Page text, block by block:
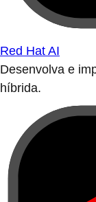
Red Hat AI
Desenvolva e
híbrida.